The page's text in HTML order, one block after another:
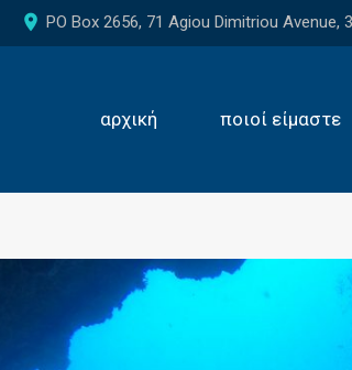
place PO Box 2656, 71 Agiou Dimitriou
αρχική ποιοί είμαστε